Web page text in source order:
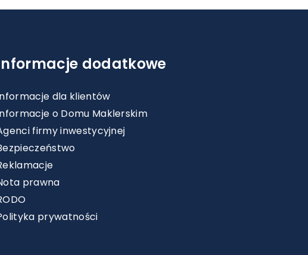
dodatkowe
dla klientów
o Domu Maklerskim
firmy inwestycyjnej
prawna
prywatności